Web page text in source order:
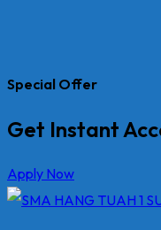
Special Offer
Get Instant
Apply Now